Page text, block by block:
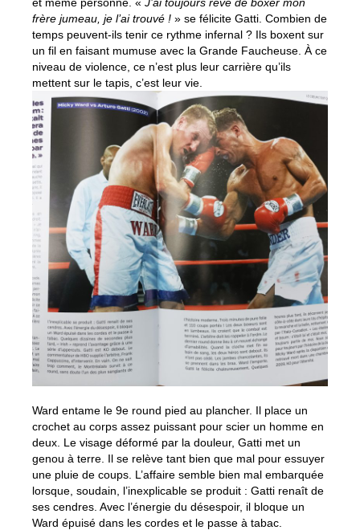
frère jumeau, je l’ai trouvé ! » se félicite Gatti. Combien de
temps peuvent-ils tenir ce rythme infernal ? Ils boxent sur
un fil en faisant mumuse avec la Grande Faucheuse. À ce
niveau de violence, ce n’est plus leur carrière qu’ils
mettent sur le tapis, c’est leur vie.
Ward entame le 9e round pied au plancher. Il place un
crochet au corps assez puissant pour scier un homme en
deux. Le visage déformé par la douleur, Gatti met un
genou à terre. Il se relève tant bien que mal pour essuyer
une pluie de coups. L’affaire semble bien mal embarquée
lorsque, soudain, l’inexplicable se produit : Gatti renaît de
ses cendres. Avec l’énergie du désespoir, il bloque un
Ward épuisé dans les cordes et le passe à tabac.